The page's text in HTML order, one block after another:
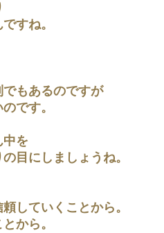
すね。
もあるのですが
です。
中を
目にしましょうね。
していくことから。
から。